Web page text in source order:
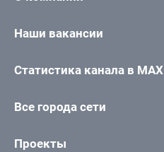
Наши вакансии
Статистика канала в MAX
Все города сети
Проекты